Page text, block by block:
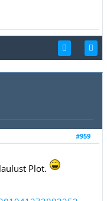
#959
Plot.